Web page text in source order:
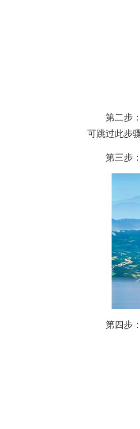
第二步
可跳过此步骤
第三步
第四步